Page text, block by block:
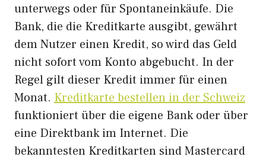
unterwegs oder für Spontaneinkäufe. Die
Bank, die die Kreditkarte ausgibt, gewährt
dem Nutzer einen Kredit, so wird das Geld
nicht sofort vom Konto abgebucht. In der
Regel gilt dieser Kredit immer für einen
Monat. Kreditkarte bestellen in der Schweiz
funktioniert über die eigene Bank oder über
eine Direktbank im Internet. Die
bekanntesten Kreditkarten sind Mastercard